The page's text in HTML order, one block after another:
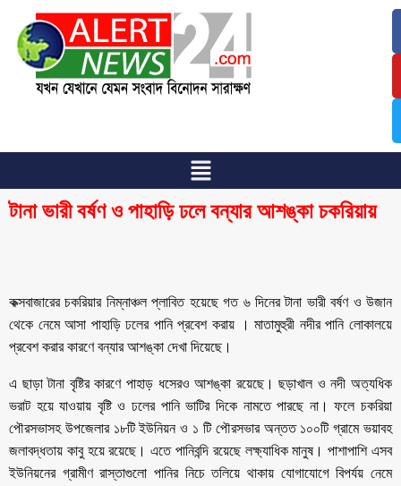
টানা ভারী বর্ষণ ও পাহাড়ি ঢলে বন্যার আশঙ্কা চকরিয়ায়
কক্সবাজারের চকরিয়ার নিম্নাঞ্চল প্লাবিত হয়েছে গত ৬ দিনের টানা ভারী বর্ষণ ও উজান
থেকে নেমে আসা পাহাড়ি ঢলের পানি প্রবেশ করায় । মাতামুহুরী নদীর পানি লোকালয়ে
প্রবেশ করার কারণে বন্যার আশঙ্কা দেখা দিয়েছে।
এ ছাড়া টানা বৃষ্টির কারণে পাহাড় ধসেরও আশঙ্কা রয়েছে। ছড়াখাল ও নদী অত্যধিক
ভরাট হয়ে যাওয়ায় বৃষ্টি ও ঢলের পানি ভাটির দিকে নামতে পারছে না। ফলে চকরিয়া
পৌরসভাসহ উপজেলার ১৮টি ইউনিয়ন ও ১ টি পৌরসভার অন্তত ১০০টি গ্রামে ভয়াবহ
জলাবদ্ধতায় কাবু হয়ে রয়েছে। এতে পানিবন্দি রয়েছে লক্ষ্যাধিক মানুষ। পাশাপাশি এসব
ইউনিয়নের গ্রামীণ রাস্তাগুলো পানির নিচে তলিয়ে থাকায় যোগাযোগে বিপর্যয় নেমে